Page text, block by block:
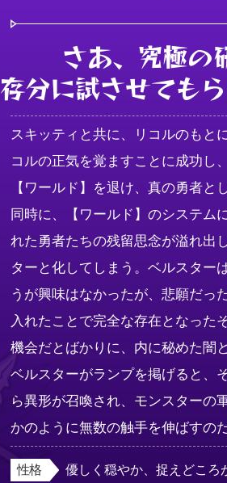
さあ、究極の
存分に試させても
スキッティと共に、リコルのもと
コルの正気を覚ますことに成功し
【ワールド】を退け、真の勇者と
同時に、【ワールド】のシステム
れた勇者たちの残留思念が溢れ出
ターと化してしまう。ベルスター
うが興味はなかったが、悲願だっ
入れたことで完全な存在となった
機会だとばかりに、内に秘めた闇
ベルスターがランプを掲げると、
ら異形が召喚され、モンスターの
かのように無数の触手を伸ばすの
性格 優しく穏やか、捉えどころ